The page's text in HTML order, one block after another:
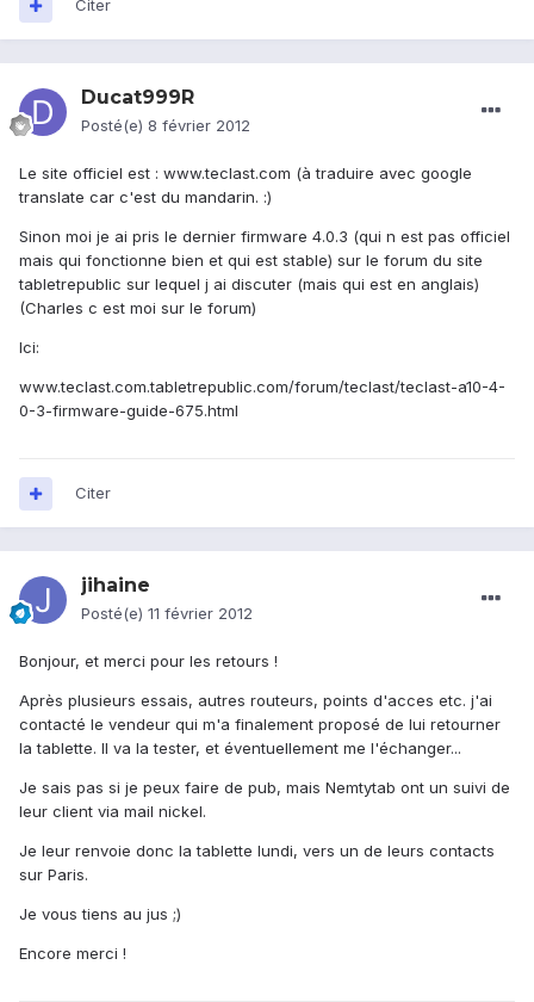
Citer
Ducat999R
Posté(e) 8 février 2012
Le site officiel est : www.teclast.com (à traduire avec google
translate car c'est du mandarin. :)
Sinon moi je ai pris le dernier firmware 4.0.3 (qui n est pas officiel
mais qui fonctionne bien et qui est stable) sur le forum du site
tabletrepublic sur lequel j ai discuter (mais qui est en anglais)
(Charles c est moi sur le forum)
Ici:
www.teclast.com.tabletrepublic.com/forum/teclast/teclast-a10-4-
0-3-firmware-guide-675.html
Citer
jihaine
Posté(e) 11 février 2012
Bonjour, et merci pour les retours !
Après plusieurs essais, autres routeurs, points d'acces etc. j'ai
contacté le vendeur qui m'a finalement proposé de lui retourner
la tablette. Il va la tester, et éventuellement me l'échanger...
Je sais pas si je peux faire de pub, mais Nemtytab ont un suivi de
leur client via mail nickel.
Je leur renvoie donc la tablette lundi, vers un de leurs contacts
sur Paris.
Je vous tiens au jus ;)
Encore merci !